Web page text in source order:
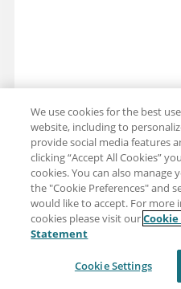
分享：電子郵件
推特
We use cookies for the best
website, including to
provide social media features
clicking “Accept All Cookies”
cookies. You can also manage
the "Cookie Preferences" and
would like to accept. For
cookies please visit our
Statement
Cookie Settings